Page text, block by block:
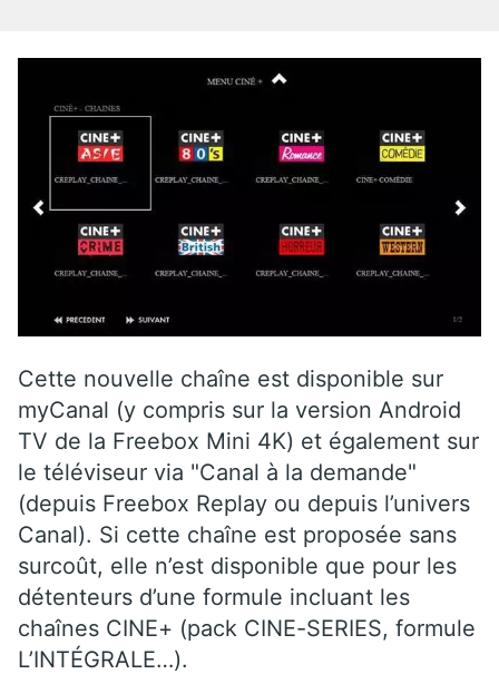
Cette nouvelle chaîne est disponible sur
myCanal (y compris sur la version Android
TV de la Freebox Mini 4K) et également sur
le téléviseur via "Canal à la demande"
(depuis Freebox Replay ou depuis l’univers
Canal). Si cette chaîne est proposée sans
surcoût, elle n’est disponible que pour les
détenteurs d’une formule incluant les
chaînes CINE+ (pack CINE-SERIES, formule
L’INTÉGRALE…).